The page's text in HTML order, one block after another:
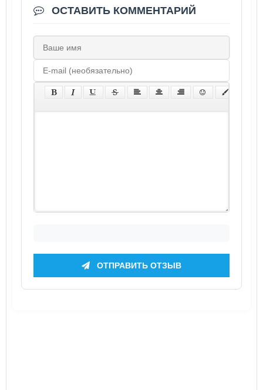
ОСТАВИТЬ КОММЕНТАРИЙ
ОТПРАВИТЬ ОТЗЫВ